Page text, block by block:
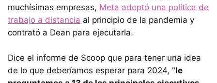
muchísimas empresas, Meta adoptó una política de
trabajo a distancia al principio de la pandemia y
contrató a Dean para ejecutarla.
Dice el informe de Scoop que para tener una idea
de lo que deberíamos esperar para 2024, "le